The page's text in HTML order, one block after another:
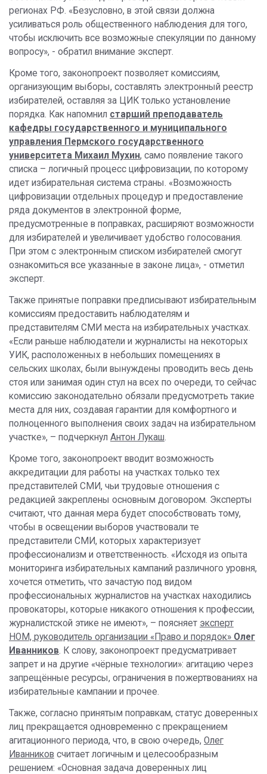
регионах РФ. «Безусловно, в этой связи должна
усиливаться роль общественного наблюдения для того,
чтобы исключить все возможные спекуляции по данному
вопросу», - обратил внимание эксперт.
Кроме того, законопроект позволяет комиссиям,
организующим выборы, составлять электронный реестр
избирателей, оставляя за ЦИК только установление
порядка. Как напомнил старший преподаватель
кафедры государственного и муниципального
управления Пермского государственного
университета Михаил Мухин, само появление такого
списка – логичный процесс цифровизации, по которому
идет избирательная система страны. «Возможность
цифровизации отдельных процедур и предоставление
ряда документов в электронной форме,
предусмотренные в поправках, расширяют возможности
для избирателей и увеличивает удобство голосования.
При этом с электронным списком избирателей смогут
ознакомиться все указанные в законе лица», - отметил
эксперт.
Также принятые поправки предписывают избирательным
комиссиям предоставить наблюдателям и
представителям СМИ места на избирательных участках.
«Если раньше наблюдатели и журналисты на некоторых
УИК, расположенных в небольших помещениях в
сельских школах, были вынуждены проводить весь день
стоя или занимая один стул на всех по очереди, то сейчас
комиссию законодательно обязали предусмотреть такие
места для них, создавая гарантии для комфортного и
полноценного выполнения своих задач на избирательном
участке», – подчеркнул Антон Лукаш.
Кроме того, законопроект вводит возможность
аккредитации для работы на участках только тех
представителей СМИ, чьи трудовые отношения с
редакцией закреплены основным договором. Эксперты
считают, что данная мера будет способствовать тому,
чтобы в освещении выборов участвовали те
представители СМИ, которых характеризует
профессионализм и ответственность. «Исходя из опыта
мониторинга избирательных кампаний различного уровня,
хочется отметить, что зачастую под видом
профессиональных журналистов на участках находились
провокаторы, которые никакого отношения к профессии,
журналистской этике не имеют», – поясняет эксперт
НОМ, руководитель организации «Право и порядок» Олег
Иванников. К слову, законопроект предусматривает
запрет и на другие «чёрные технологии»: агитацию через
запрещённые ресурсы, ограничения в пожертвованиях на
избирательные кампании и прочее.
Также, согласно принятым поправкам, статус доверенных
лиц прекращается одновременно с прекращением
агитационного периода, что, в свою очередь, Олег
Иванников считает логичным и целесообразным
решением: «Основная задача доверенных лиц